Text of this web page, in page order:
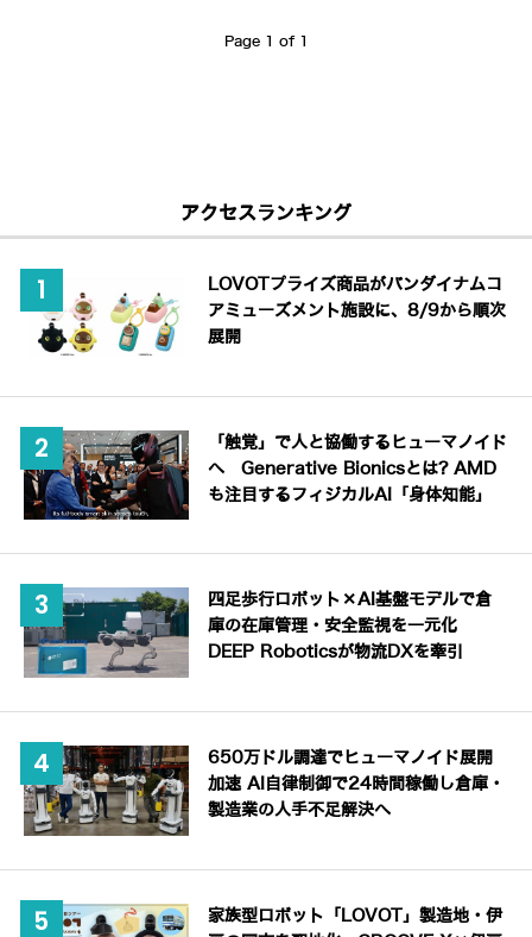
Page 1 of 1
アクセスランキング
LOVOTプライズ商品がバンダイナムコ
アミューズメント施設に、8/9から順次
展開
「触覚」で人と協働するヒューマノイド
へ Generative Bionicsとは? AMD
も注目するフィジカルAI「身体知能」
四足歩行ロボット×AI基盤モデルで倉
庫の在庫管理・安全監視を一元化
DEEP Roboticsが物流DXを牽引
650万ドル調達でヒューマノイド展開
加速 AI自律制御で24時間稼働し倉庫・
製造業の人手不足解決へ
家族型ロボット「LOVOT」製造地・伊